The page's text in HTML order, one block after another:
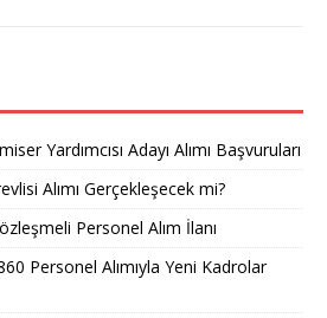
Yardımcısı Adayı Alımı Başvuruları
Alımı Gerçekleşecek mi?
Personel Alım İlanı
Personel Alımıyla Yeni Kadrolar